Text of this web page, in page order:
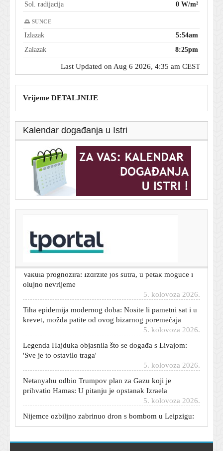
Sol. radijacija
0 W/m²
🌅 SUNCE
Izlazak
5:54am
Zalazak
8:25pm
Last Updated on Aug 6 2026, 4:35 am CEST
Vrijeme DETALJNIJE
Kalendar događanja u Istri
T-portal.hr
zvijezde danas donose
olujno nevrijeme
Tiha epidemija modernog doba: Nosite li pametni sat i u
krevet, možda patite od ovog bizarnog poremećaja
5. kolovoza 2026.
Legenda Hajduka objasnila što se događa s Livajom:
'Sve je to ostavilo traga'
Netanyahu odbio Trumpov plan za Gazu koji je
prihvatio Hamas: U pitanju je opstanak Izraela
5. kolovoza 2026.
Nijemce ozbiljno zabrinuo dron s bombom u Leipzigu:
'Bio je to hibridni napad'
5. kolovoza 2026.
'Neki su dobili previše, neki premalo': Što kažu branitelji